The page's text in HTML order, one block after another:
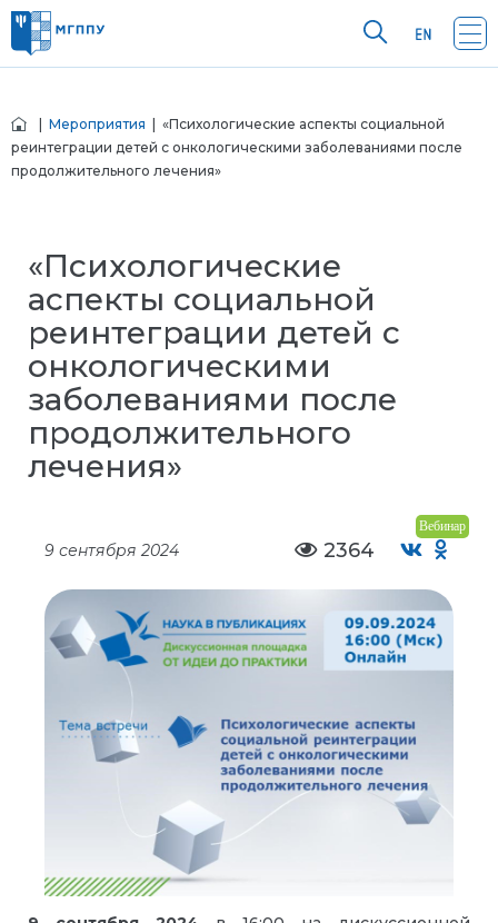
Мероприятия | «Психологические аспекты социальной
реинтеграции детей с онкологическими заболеваниями после
продолжительного лечения»
«Психологические
аспекты социальной
реинтеграции детей с
онкологическими
заболеваниями после
продолжительного
лечения»
Вебинар
9 сентября 2024 2364